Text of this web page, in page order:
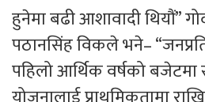
हुनेमा बढी आशावादी थियौं”
पठानसिंह विकले भने–
पहिलो आर्थिक वर्षको